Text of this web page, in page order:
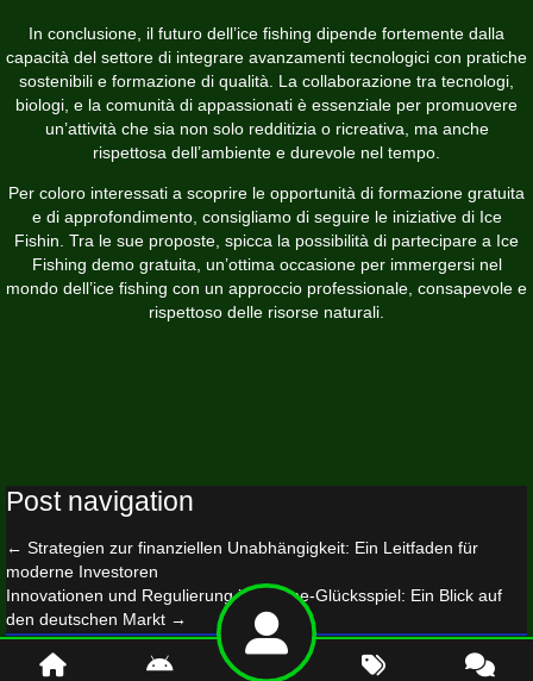
In conclusione, il futuro dell’ice fishing dipende fortemente dalla
capacità del settore di integrare avanzamenti tecnologici con pratiche
sostenibili e formazione di qualità. La collaborazione tra tecnologi,
biologi, e la comunità di appassionati è essenziale per promuovere
un’attività che sia non solo redditizia o ricreativa, ma anche
rispettosa dell’ambiente e durevole nel tempo.
Per coloro interessati a scoprire le opportunità di formazione gratuita
e di approfondimento, consigliamo di seguire le iniziative di Ice
Fishin. Tra le sue proposte, spicca la possibilità di partecipare a Ice
Fishing demo gratuita, un’ottima occasione per immergersi nel
mondo dell’ice fishing con un approccio professionale, consapevole e
rispettoso delle risorse naturali.
Post navigation
← Strategien zur finanziellen Unabhängigkeit: Ein Leitfaden für
moderne Investoren
Innovationen und Regulierung im Online-Glücksspiel: Ein Blick auf
den deutschen Markt →